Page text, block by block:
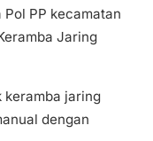
PP kecamatan
Jaring
keramba jaring
dengan